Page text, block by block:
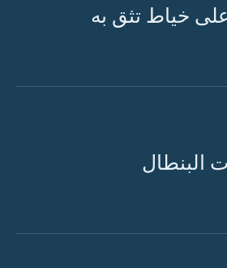
على خياط تثق به
البنطال